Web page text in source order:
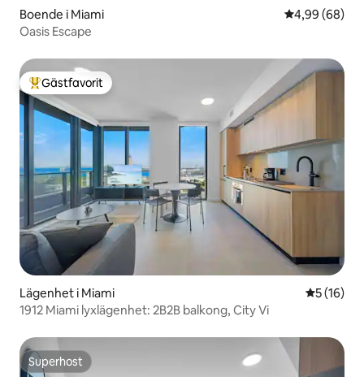
Boende i Miami 4,99 av 5 i
4,99 (68)
Oasis Escape
Populär gästfavorit
Gästfavorit
Lägenhet i Miami 5 av 5 i
5 (16)
1912 Miami lyxlägenhet: 2B2B balkong, City Vi
Superhost
Superhost